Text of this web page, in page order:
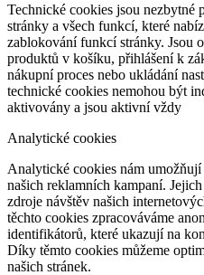
Technické cookies jsou nezbytné
stránky a všech funkcí, které
zablokování funkcí stránky. Jsou
produktů v košíku, přihlášení k
nákupní proces nebo ukládání
technické cookies nemohou být
aktivovány a jsou aktivní vždy
Analytické cookies
Analytické cookies nám
našich reklamních kampaní.
zdroje návštěv našich
těchto cookies zpracováváme
identifikátorů, které ukazují na
Díky těmto cookies můžeme
našich stránek.